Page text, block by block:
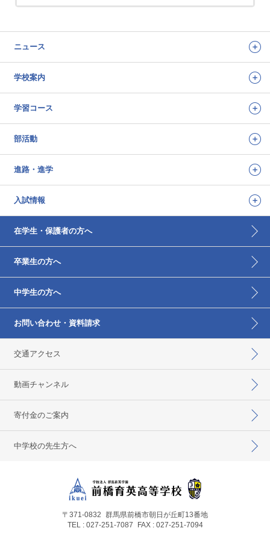
ニュース
学校案内
学習コース
部活動
進路・進学
入試情報
在学生・保護者の方へ
卒業生の方へ
中学生の方へ
お問い合わせ・資料請求
交通アクセス
動画チャンネル
寄付金のご案内
中学校の先生方へ
〒371-0832 群馬県前橋市朝日が丘町13番地
TEL : 027-251-7087
FAX : 027-251-7094